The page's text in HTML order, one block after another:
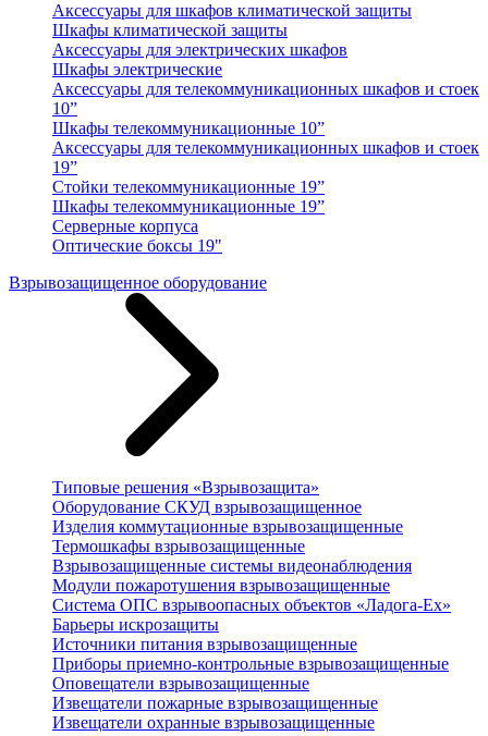
Аксессуары для шкафов климатической защиты
Шкафы климатической защиты
Аксессуары для электрических шкафов
Шкафы электрические
Аксессуары для телекоммуникационных шкафов и стоек
10”
Шкафы телекоммуникационные 10”
Аксессуары для телекоммуникационных шкафов и стоек
19”
Стойки телекоммуникационные 19”
Шкафы телекоммуникационные 19”
Серверные корпуса
Оптические боксы 19"
Взрывозащищенное оборудование
Типовые решения «Взрывозащита»
Оборудование СКУД взрывозащищенное
Изделия коммутационные взрывозащищенные
Термошкафы взрывозащищенные
Взрывозащищенные системы видеонаблюдения
Модули пожаротушения взрывозащищенные
Система ОПС взрывоопасных объектов «Ладога-Ex»
Барьеры искрозащиты
Источники питания взрывозащищенные
Приборы приемно-контрольные взрывозащищенные
Оповещатели взрывозащищенные
Извещатели пожарные взрывозащищенные
Извещатели охранные взрывозащищенные